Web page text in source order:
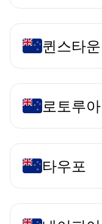
퀸스타운
로토루아
타우포